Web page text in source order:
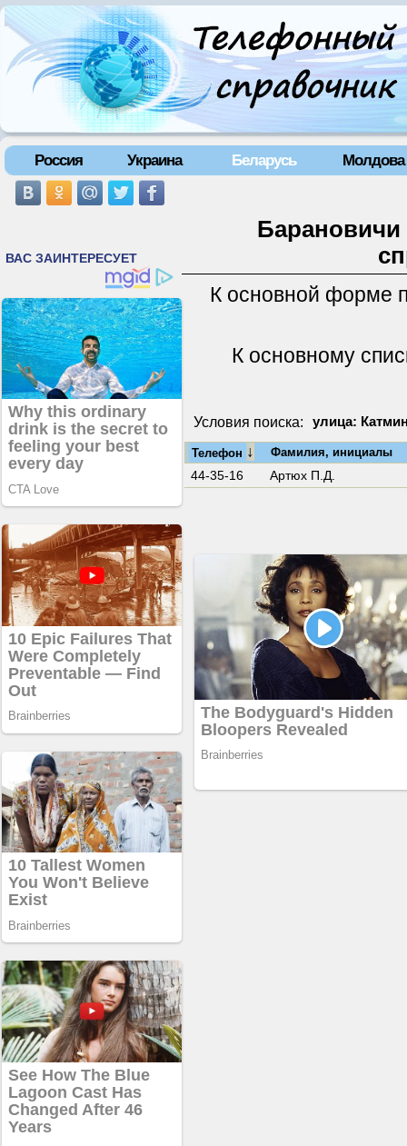
Россия Украина Беларусь Молдова
Барановичи
К основной форме
К основному
Условия поиска: улица:
Телефон ↓ Фамилия, инициалы
44-35-16 Артюх П.Д.